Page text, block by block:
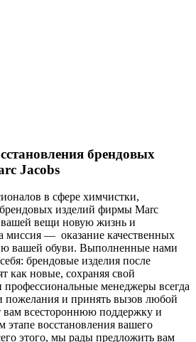
брендовых
Jacobs
в сфере химчистки,
изделий фирмы Marc
вашей вещи новую жизнь и
— оказание качественных
вашей обуви. Выполненные нами
брендовые изделия после
как новые, сохраняя свой
менеджеры всегда
пожелания и принять вызов любой
всестороннюю поддержку и
этапе восстановления вашего
этого, мы рады предложить вам